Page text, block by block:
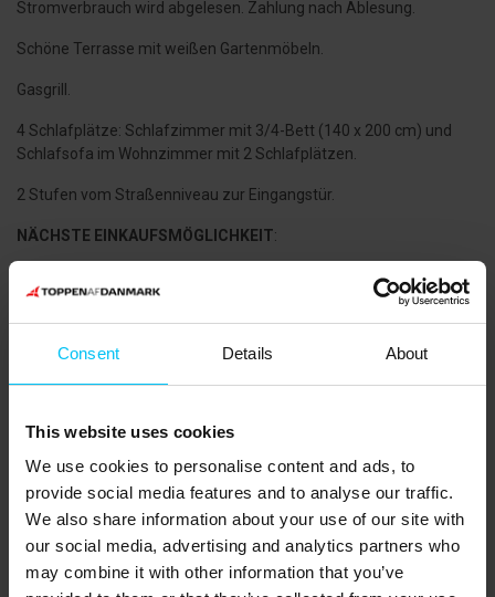
Consent Details About
This website uses cookies
We use cookies to personalise content and ads, to
provide social media features and to analyse our traffic.
We also share information about your use of our site with
our social media, advertising and analytics partners who
may combine it with other information that you’ve
Stromverbrauch wird abgelesen. Zahlung nach Ablesung.
Schöne Terrasse mit weißen Gartenmöbeln.
Gasgrill.
4 Schlafplätze: Schlafzimmer mit 3/4-Bett (140 x 200 cm) und
Schlafsofa im Wohnzimmer mit 2 Schlafplätzen.
2 Stufen vom Straßenniveau zur Eingangstür.
NÄCHSTE EINKAUFSMÖGLICHKEIT:
Bäcker und Metzger 250 Meter von der Ferienwohnung entfernt.
SPAR Supermarkt 250 Meter von der Ferienwohnung entfernt.
Skagen Bahnhof 350 Meter von der Ferienwohnung entfernt.
DIE UMGEBUNG:
Skagen bietet eine große Auswahl an spannenden Geschäften,
Cafés und Restaurants. Eine Shoppingtour, die am Wasserturm
und dem Anchers Haus beginnt, führt Sie durch ganz Skagen
vorbei an interessanten Geschäften, Sehenswürdigkeiten,
Galerien und gemütlichen Cafés. Vergessen Sie nicht, auch den
Yachthafen bei den alten Bindesbøll Fischpackhäusern zu